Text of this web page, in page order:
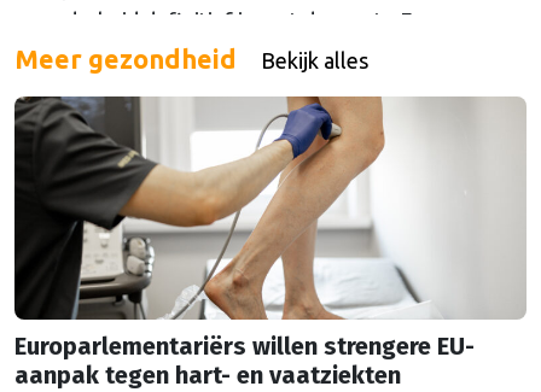
meerderheid definitief in met de eerste Europese
wet die het welzijn van huisdieren regelt. Handelaren
en voer te geven en hun verblijfplaats schoon te
houden. Een …
Continued
Meer gezondheid Bekijk alles
Europarlementariërs willen strengere EU-
aanpak tegen hart- en vaatziekten